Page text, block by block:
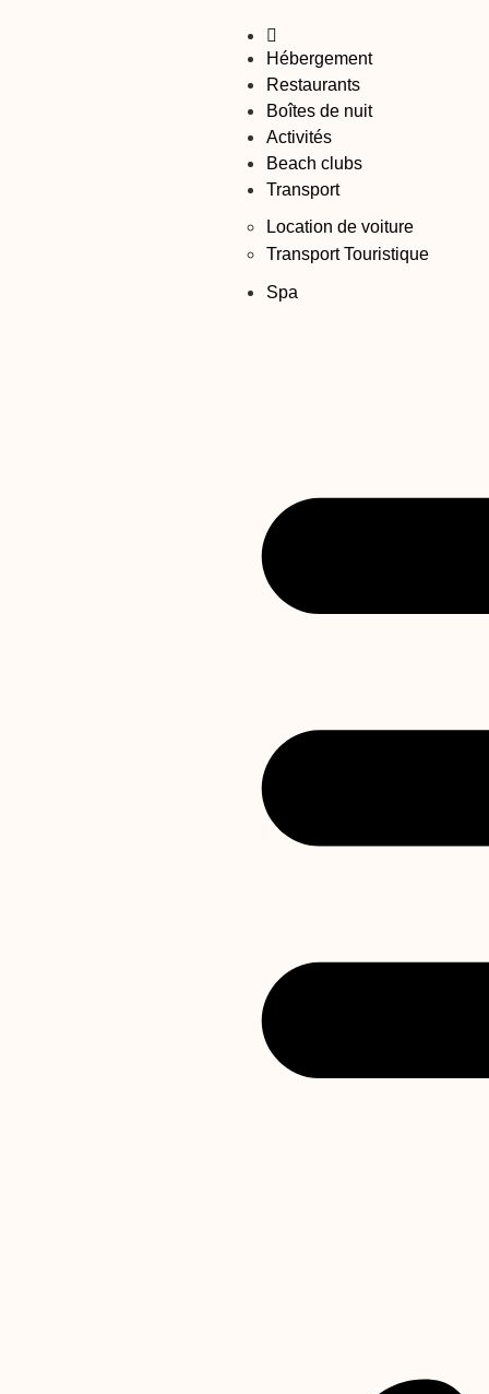
Hébergement
Restaurants
Boîtes de nuit
Activités
Beach clubs
Transport
Location de voiture
Transport Touristique
Spa